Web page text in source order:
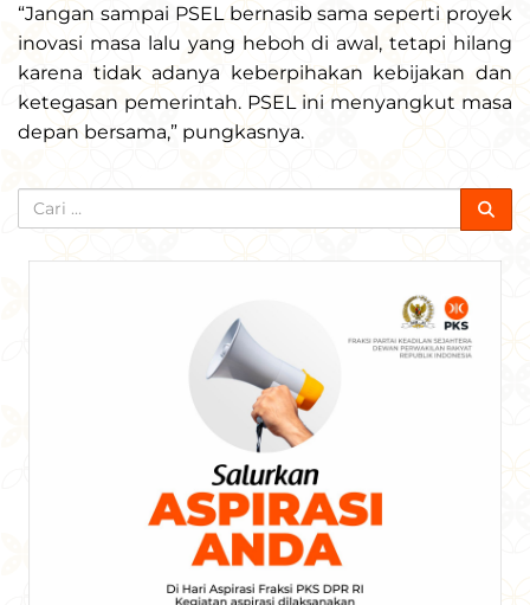
“Jangan sampai PSEL bernasib sama seperti proyek
inovasi masa lalu yang heboh di awal, tetapi hilang
karena tidak adanya keberpihakan kebijakan dan
ketegasan pemerintah. PSEL ini menyangkut masa
depan bersama,” pungkasnya.